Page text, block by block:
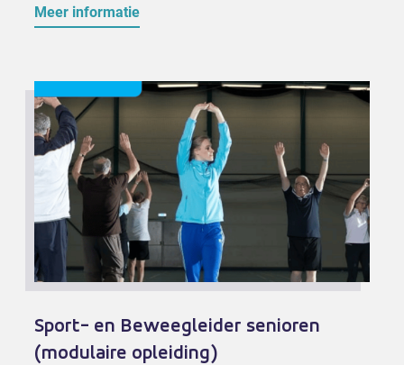
Meer informatie
Sport- en Beweegleider senioren
(modulaire opleiding)